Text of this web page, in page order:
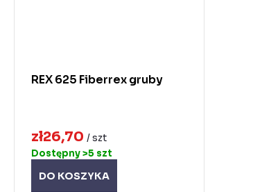
REX 625 Fiberrex gruby
zł26,70 / szt
Dostępny>5 szt
DO KOSZYKA